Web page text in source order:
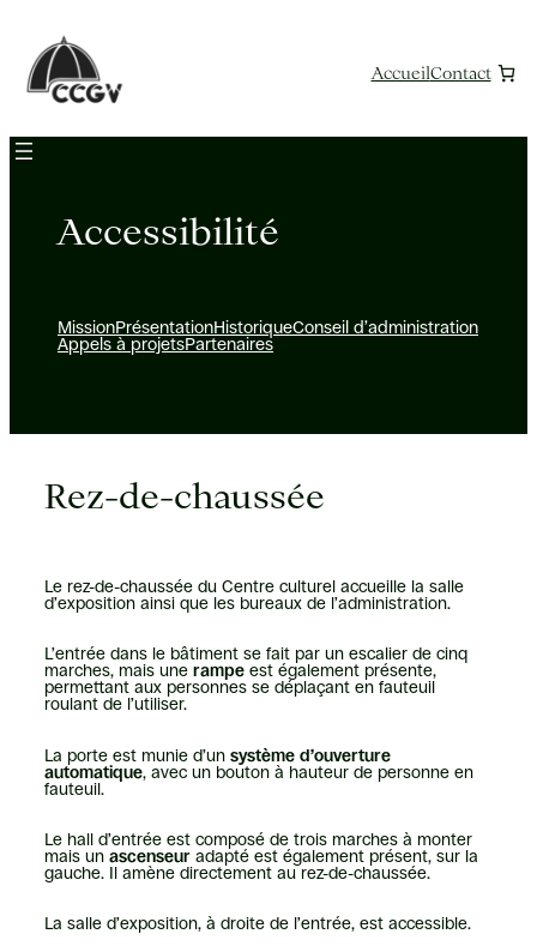
contenu
AccueilContact
Accessibilité
MissionPrésentationHistoriqueConseil d’administration
Appels à projetsPartenaires
Rez-de-chaussée
Le rez-de-chaussée du Centre culturel accueille la salle
d’exposition ainsi que les bureaux de l’administration.
L’entrée dans le bâtiment se fait par un escalier de cinq
marches, mais une rampe est également présente,
permettant aux personnes se déplaçant en fauteuil
roulant de l’utiliser.
La porte est munie d’un système d’ouverture
automatique, avec un bouton à hauteur de personne en
fauteuil.
Le hall d’entrée est composé de trois marches à monter
mais un ascenseuradapté est également présent, sur la
gauche. Il amène directement au rez-de-chaussée.
La salle d’exposition, à droite de l’entrée, est accessible.